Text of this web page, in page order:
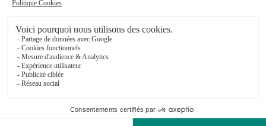
Votre fleuriste artisan à Poitiers
Amarylis
qualité de service.